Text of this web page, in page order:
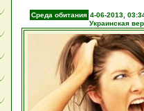
Среда обитания 4-06-2013,
Украинская